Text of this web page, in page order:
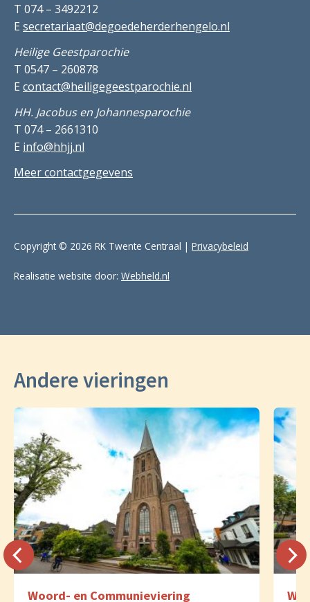
T 074 – 3492212
E secretariaat@degoedeherderhengelo.nl
Heilige Geestparochie
T 0547 – 260878
E contact@heiligegeestparochie.nl
HH. Jacobus en Johannesparochie
T 074 – 2661310
E info@hhjj.nl
Meer contactgegevens
Copyright © 2026 RK Twente Centraal | Privacybeleid
Realisatie website door: Webheld.nl
Andere vieringen
Woord- en Communieviering